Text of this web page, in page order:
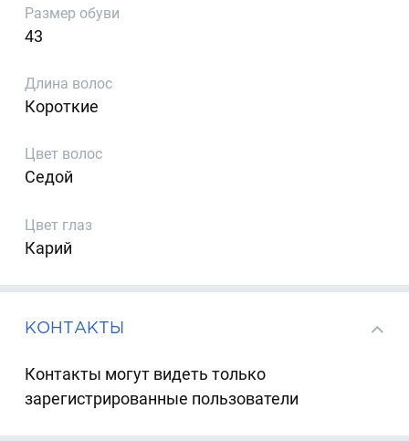
Размер обуви
43
Длина волос
Короткие
Цвет волос
Седой
Цвет глаз
Карий
КОНТАКТЫ
Контакты могут видеть только
зарегистрированные пользователи